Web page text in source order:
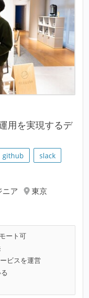
用を実現するデ
github
slack
ニア
東京
ート可
ビスを運営